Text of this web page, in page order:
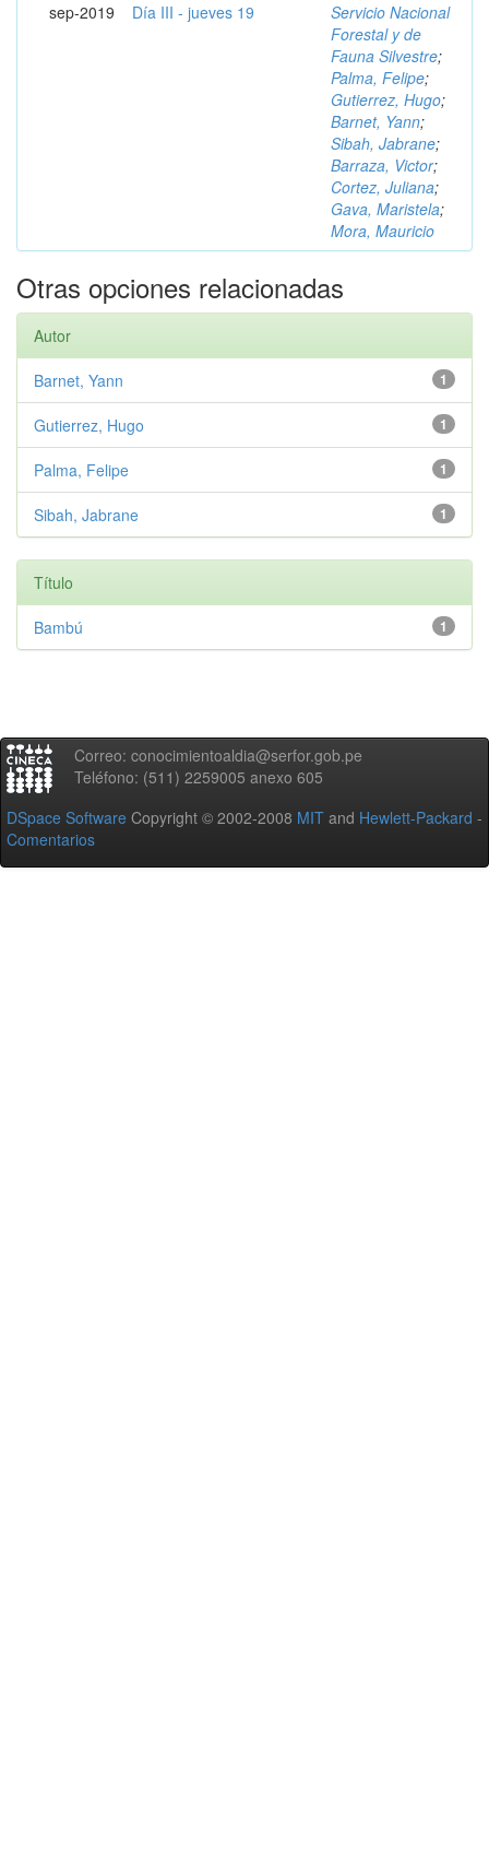
sep-2019 Día III - jueves 19
Servicio Nacional
Forestal y de
Fauna Silvestre;
Palma, Felipe;
Gutierrez, Hugo;
Barnet, Yann;
Sibah, Jabrane;
Barraza, Victor;
Cortez, Juliana;
Gava, Maristela;
Mora, Mauricio
Otras opciones relacionadas
Autor
1
Barnet, Yann
1
Gutierrez, Hugo
1
Palma, Felipe
1
Sibah, Jabrane
Título
1
Bambú
Correo: conocimientoaldia@serfor.gob.pe
Teléfono: (511) 2259005 anexo 605
DSpace Software Copyright © 2002-2008 MIT and Hewlett-Packard -
Comentarios